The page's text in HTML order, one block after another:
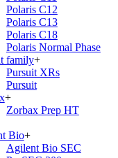
Polaris C12
Polaris C13
Polaris C18
Polaris Normal Phase
family+
Pursuit XRs
Pursuit
+
Zorbax Prep HT
Bio+
Agilent Bio SEC